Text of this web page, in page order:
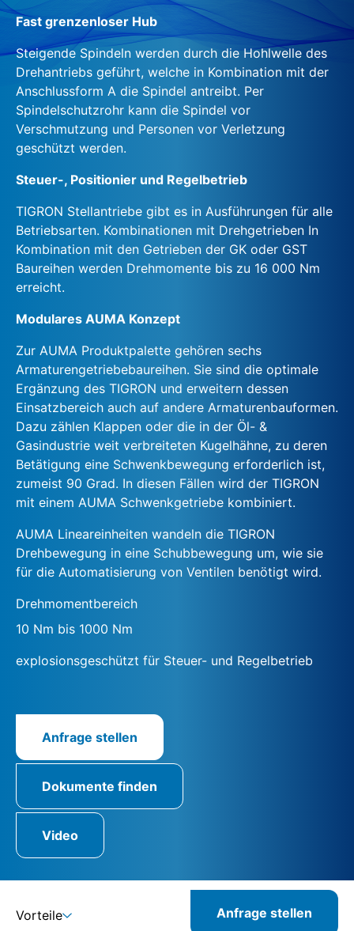
Fast grenzenloser Hub
Steigende Spindeln werden durch die Hohlwelle des
Drehantriebs geführt, welche in Kombination mit der
Anschlussform A die Spindel antreibt. Per
Spindelschutzrohr kann die Spindel vor
Verschmutzung und Personen vor Verletzung
geschützt werden.
Steuer-, Positionier und Regelbetrieb
TIGRON Stellantriebe gibt es in Ausführungen für alle
Betriebsarten. Kombinationen mit Drehgetrieben In
Kombination mit den Getrieben der GK oder GST
Baureihen werden Drehmomente bis zu 16 000 Nm
erreicht.
Modulares AUMA Konzept
Zur AUMA Produktpalette gehören sechs
Armaturengetriebebaureihen. Sie sind die optimale
Ergänzung des TIGRON und erweitern dessen
Einsatzbereich auch auf andere Armaturenbauformen.
Dazu zählen Klappen oder die in der Öl- &
Gasindustrie weit verbreiteten Kugelhähne, zu deren
Betätigung eine Schwenkbewegung erforderlich ist,
zumeist 90 Grad. In diesen Fällen wird der TIGRON
mit einem AUMA Schwenkgetriebe kombiniert.
AUMA Lineareinheiten wandeln die TIGRON
Drehbewegung in eine Schubbewegung um, wie sie
für die Automatisierung von Ventilen benötigt wird.
Drehmomentbereich
10 Nm bis 1000 Nm
explosionsgeschützt für Steuer- und Regelbetrieb
Anfrage stellen
Dokumente finden
Video
Vorteile Anfrage stellen